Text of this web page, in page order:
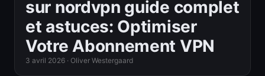
sur nordvpn guide complet
et astuces: Optimiser
Votre Abonnement VPN
3 avril 2026 · Oliver Westergaard